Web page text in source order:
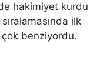
hakimiyet kurdu
ilk
çok benziyordu.